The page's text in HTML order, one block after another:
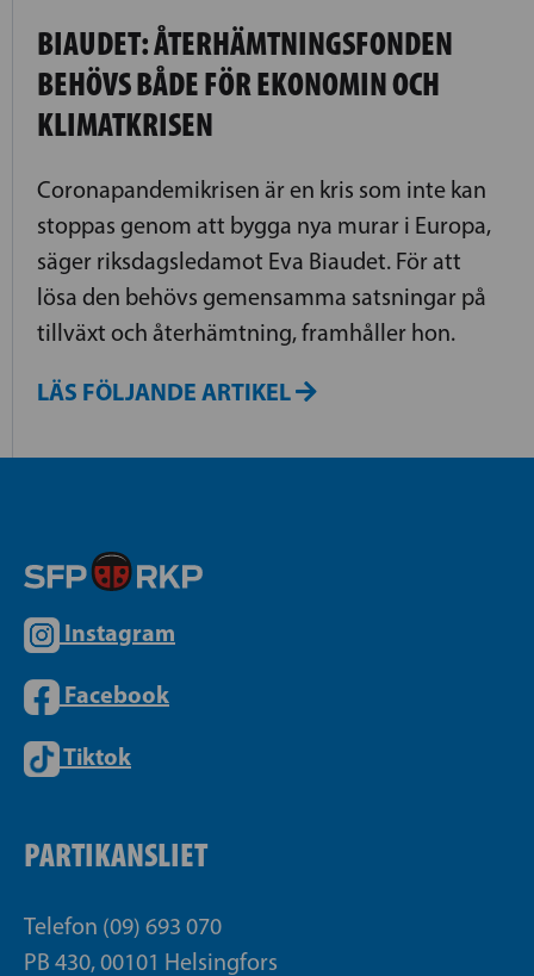
BIAUDET: ÅTERHÄMTNINGSFONDEN
BEHÖVS BÅDE FÖR EKONOMIN OCH
KLIMATKRISEN
Coronapandemikrisen är en kris som inte kan
stoppas genom att bygga nya murar i Europa,
säger riksdagsledamot Eva Biaudet. För att
lösa den behövs gemensamma satsningar på
tillväxt och återhämtning, framhåller hon.
LÄS FÖLJANDE ARTIKEL
Instagram
Facebook
Tiktok
PARTIKANSLIET
Telefon (09) 693 070
PB 430, 00101 Helsingfors